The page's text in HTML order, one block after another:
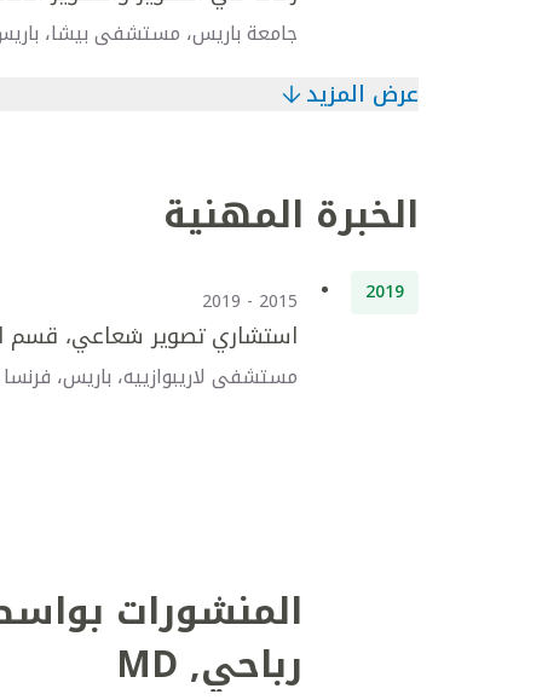
جامعة باريس، مستشفى بيشا،
عرض المزيد
الخبرة المهنية
2019
2015 - 2019
استشاري تصوير شعاعي، قسم
مستشفى لاريبوازييه، باريس، فرنسا
المنشورات
رباحي,
MD